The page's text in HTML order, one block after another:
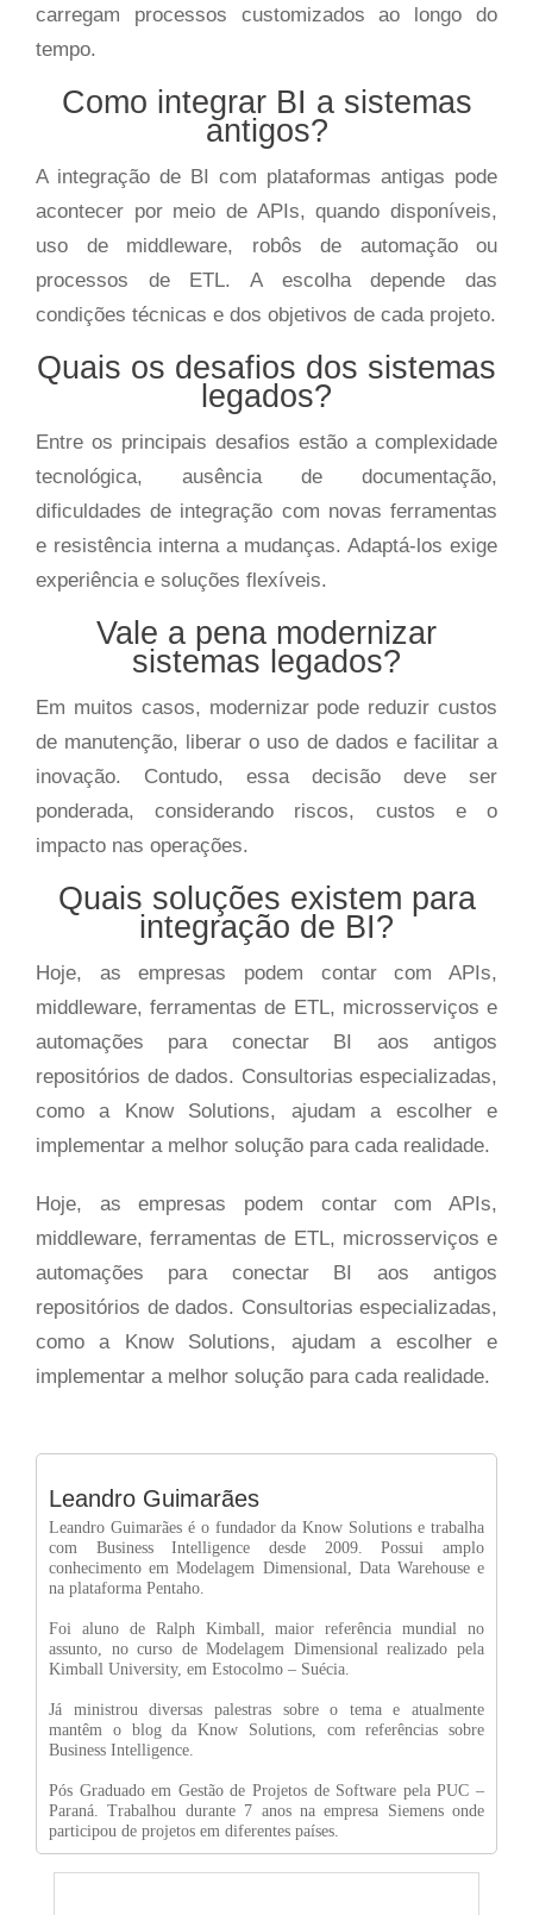
carregam processos customizados ao longo do
tempo.
Como integrar BI a sistemas
antigos?
A integração de BI com plataformas antigas pode
acontecer por meio de APIs, quando disponíveis,
uso de middleware, robôs de automação ou
processos de ETL. A escolha depende das
condições técnicas e dos objetivos de cada projeto.
Quais os desafios dos sistemas
legados?
Entre os principais desafios estão a complexidade
tecnológica, ausência de documentação,
dificuldades de integração com novas ferramentas
e resistência interna a mudanças. Adaptá-los exige
experiência e soluções flexíveis.
Vale a pena modernizar
sistemas legados?
Em muitos casos, modernizar pode reduzir custos
de manutenção, liberar o uso de dados e facilitar a
inovação. Contudo, essa decisão deve ser
ponderada, considerando riscos, custos e o
impacto nas operações.
Quais soluções existem para
integração de BI?
Hoje, as empresas podem contar com APIs,
middleware, ferramentas de ETL, microsserviços e
automações para conectar BI aos antigos
repositórios de dados. Consultorias especializadas,
como a Know Solutions, ajudam a escolher e
implementar a melhor solução para cada realidade.
Hoje, as empresas podem contar com APIs,
middleware, ferramentas de ETL, microsserviços e
automações para conectar BI aos antigos
repositórios de dados. Consultorias especializadas,
como a Know Solutions, ajudam a escolher e
implementar a melhor solução para cada realidade.
Leandro Guimarães
Leandro Guimarães é o fundador da Know Solutions e trabalha
com Business Intelligence desde 2009. Possui amplo
conhecimento em Modelagem Dimensional, Data Warehouse e
na plataforma Pentaho.
Foi aluno de Ralph Kimball, maior referência mundial no
assunto, no curso de Modelagem Dimensional realizado pela
Kimball University, em Estocolmo – Suécia.
Já ministrou diversas palestras sobre o tema e atualmente
mantêm o blog da Know Solutions, com referências sobre
Business Intelligence.
Pós Graduado em Gestão de Projetos de Software pela PUC –
Paraná. Trabalhou durante 7 anos na empresa Siemens onde
participou de projetos em diferentes países.